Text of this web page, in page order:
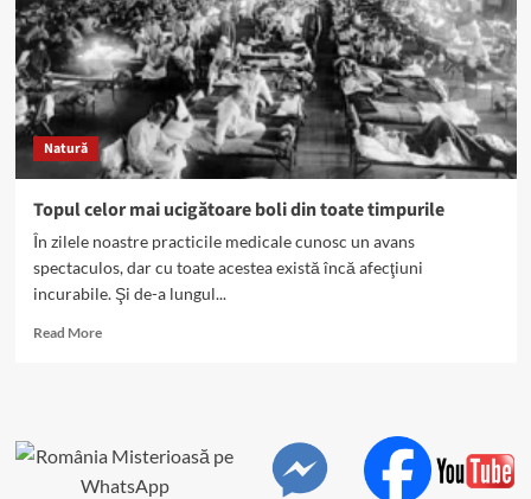
Natură
Topul celor mai ucigătoare boli din toate timpurile
În zilele noastre practicile medicale cunosc un avans
spectaculos, dar cu toate acestea există încă afecţiuni
incurabile. Şi de-a lungul...
Read MoreRead
ucigătoare
boli